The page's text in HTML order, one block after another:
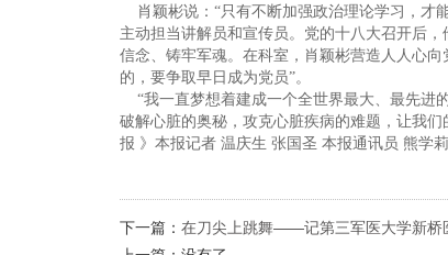
肖颖彬说：“只有不断加强政治理论学习，才
主动担当讲解员和宣传员。党的十八大召开后
信念、铸牢军魂。在科室，肖颖彬营造人人心
的，要争取早日成为党员”。
“我一直梦想着建成一个全世界最大、最先进
破解心脏的奥秘，攻克心脏疾病的难题，让我
报 》本报记者 温庆生 张国圣 本报通讯员 熊学
下一篇： 在刀尖上跳舞——记第三军医大学新桥